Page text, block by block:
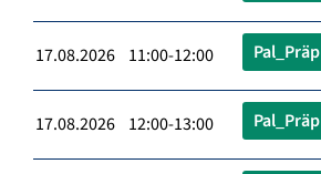
17.08.2026 11:00-12:00 Pal_Präp
17.08.2026 12:00-13:00 Pal_Präp